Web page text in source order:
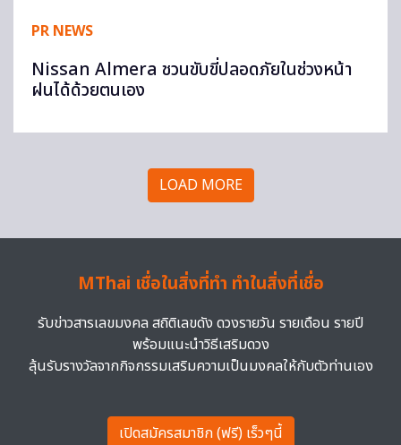
PR NEWS
Nissan Almera ชวนขับขี่ปลอดภัยในช่วงหน้า
ฝนได้ด้วยตนเอง
LOAD MORE
MThai เชื่อในสิ่งที่ทำ ทำในสิ่งที่เชื่อ
รับข่าวสารเลขมงคล สถิติเลขดัง ดวงรายวัน รายเดือน รายปี
พร้อมแนะนำวิธีเสริมดวง
ลุ้นรับรางวัลจากกิจกรรมเสริมความเป็นมงคลให้กับตัวท่านเอง
เปิดสมัครสมาชิก (ฟรี) เร็วๆนี้